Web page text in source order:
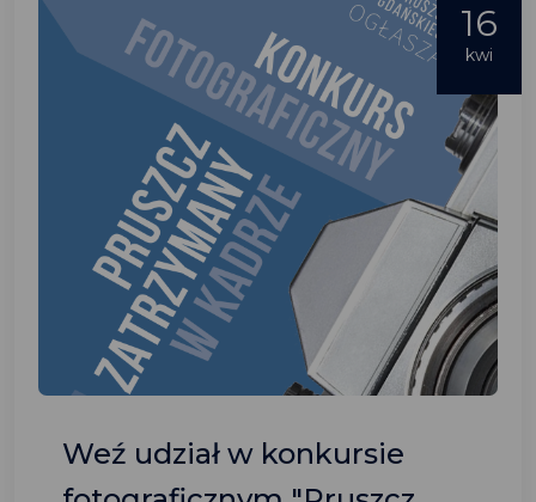
16
kwi
Weź udział w konkursie